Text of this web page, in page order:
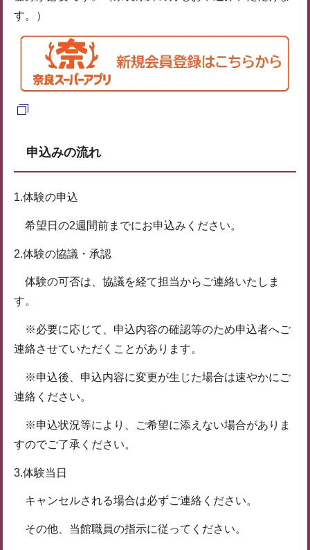
す。）
申込みの流れ
1.体験の申込
希望日の2週間前までにお申込みください。
2.体験の協議・承認
体験の可否は、協議を経て担当からご連絡いたしま
す。
※必要に応じて、申込内容の確認等のため申込者へご
連絡させていただくことがあります。
※申込後、申込内容に変更が生じた場合は速やかにご
連絡ください。
※申込状況等により、ご希望に添えない場合がありま
すのでご了承ください。
3.体験当日
キャンセルされる場合は必ずご連絡ください。
その他、当館職員の指示に従ってください。